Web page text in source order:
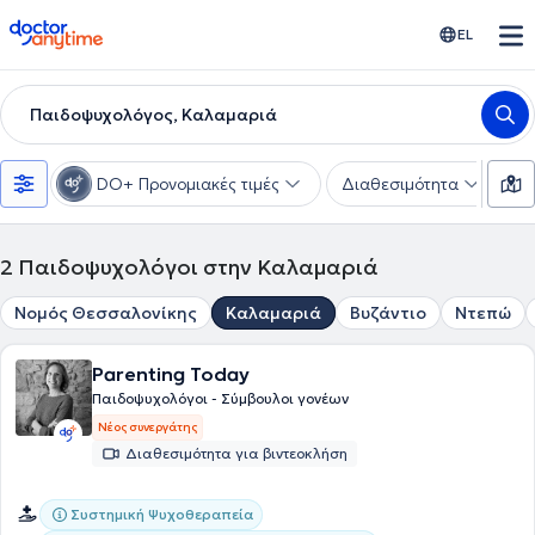
doctoranytime EL
Παιδοψυχολόγος, Καλαμαριά
DO+ Προνομιακές τιμές Διαθεσιμότητα
2 Παιδοψυχολόγοι στην Καλαμαριά
Νομός Θεσσαλονίκης Καλαμαριά Βυζάντιο Ντεπώ
Parenting Today
Παιδοψυχολόγοι - Σύμβουλοι γονέων
Νέος συνεργάτης
Διαθεσιμότητα για βιντεοκλήση
Συστημική Ψυχοθεραπεία